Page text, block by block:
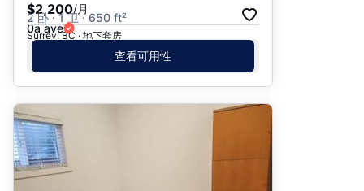
$2,200/月
2 卧 · 1 卫 · 650 ft²
0a ave
Surrey, BC · 地下套房
查看可用性